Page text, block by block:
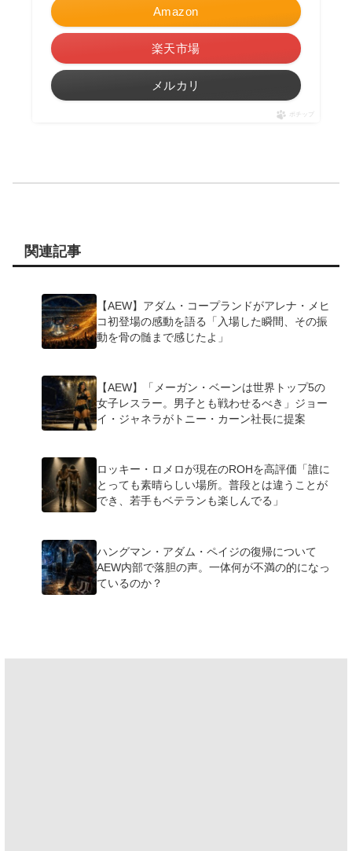
Amazon
楽天市場
メルカリ
ポチップ
関連記事
【AEW】アダム・コープランドがアレナ・メヒ
コ初登場の感動を語る「入場した瞬間、その振
動を骨の髄まで感じたよ」
【AEW】「メーガン・ベーンは世界トップ5の
女子レスラー。男子とも戦わせるべき」ジョー
イ・ジャネラがトニー・カーン社長に提案
ロッキー・ロメロが現在のROHを高評価「誰に
とっても素晴らしい場所。普段とは違うことが
でき、若手もベテランも楽しんでる」
ハングマン・アダム・ペイジの復帰について
AEW内部で落胆の声。一体何が不満の的になっ
ているのか？